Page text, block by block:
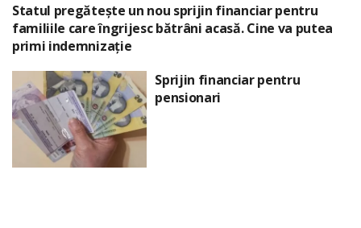
Statul pregătește un nou sprijin financiar pentru
familiile care îngrijesc bătrâni acasă. Cine va putea
primi indemnizație
Sprijin financiar pentru
pensionari